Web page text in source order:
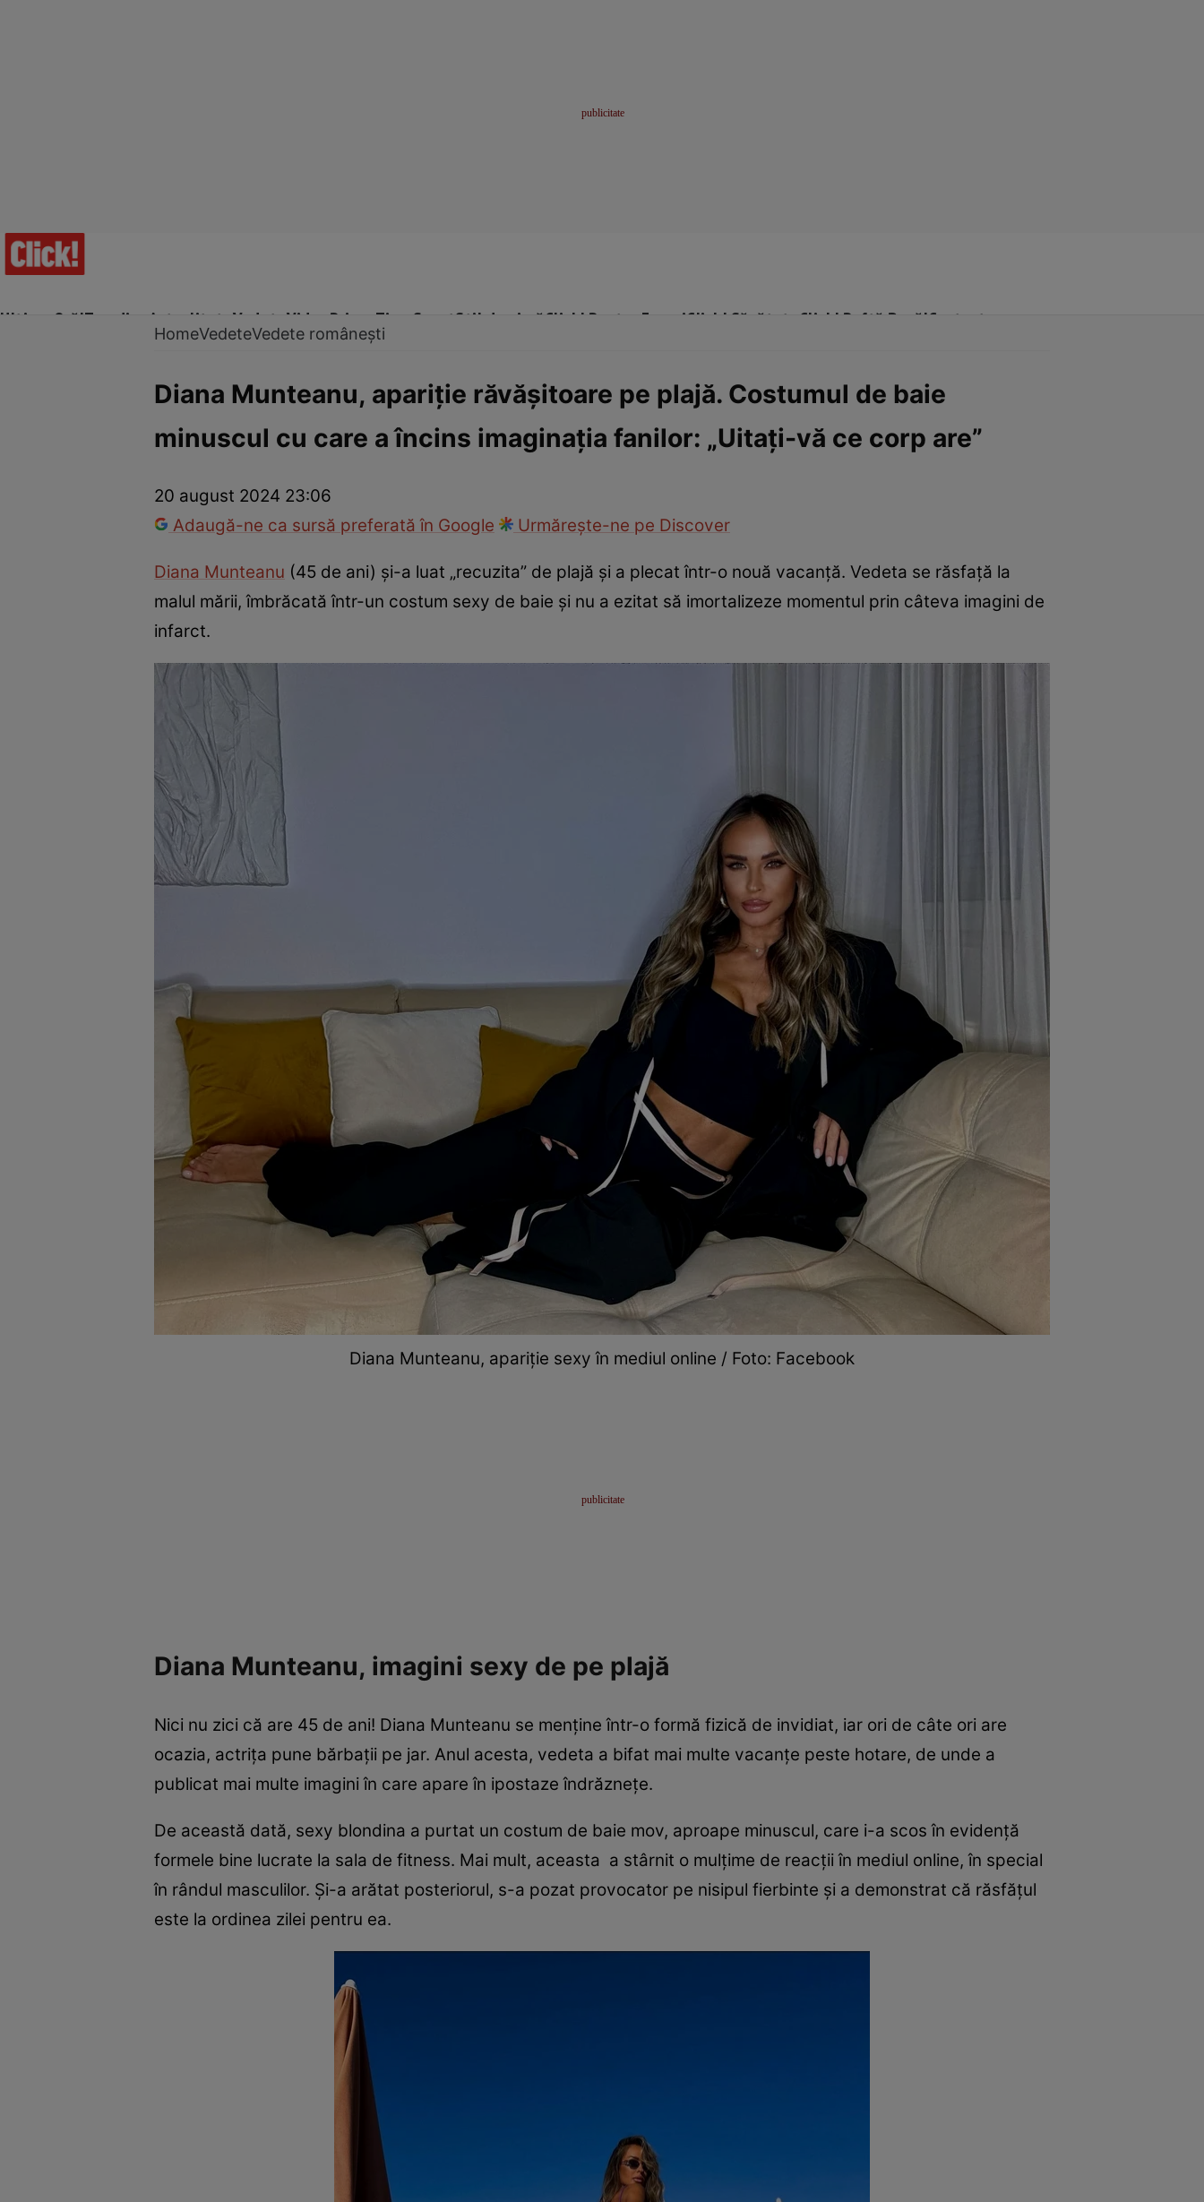
Ultima Oră!Trending Actualitate Vedete Video Prime Time SportStil de viațăClick! Pentru FemeiClick! Sănătate Click! Poftă Bună!Contact
Vedete internaționaleVedete româneștiInterviurile Click!Paparazzii Click!
HomeVedeteVedete românești
Diana Munteanu, apariție răvășitoare pe plajă. Costumul de baie
minuscul cu care a încins imaginația fanilor: „Uitați-vă ce corp are”
20 august 2024 23:06
Adaugă-ne ca sursă preferată în Google
Urmărește-ne pe Discover
Diana Munteanu (45 de ani) și-a luat „recuzita” de plajă și a plecat într-o nouă vacanță. Vedeta se răsfață la
malul mării, îmbrăcată într-un costum sexy de baie și nu a ezitat să imortalizeze momentul prin câteva imagini de
infarct.
Diana Munteanu, apariție sexy în mediul online / Foto: Facebook
Diana Munteanu, imagini sexy de pe plajă
Nici nu zici că are 45 de ani! Diana Munteanu se menține într-o formă fizică de invidiat, iar ori de câte ori are
ocazia, actrița pune bărbații pe jar. Anul acesta, vedeta a bifat mai multe vacanțe peste hotare, de unde a
publicat mai multe imagini în care apare în ipostaze îndrăznețe.
De această dată, sexy blondina a purtat un costum de baie mov, aproape minuscul, care i-a scos în evidență
formele bine lucrate la sala de fitness. Mai mult, aceasta a stârnit o mulțime de reacții în mediul online, în special
în rândul masculilor. Și-a arătat posteriorul, s-a pozat provocator pe nisipul fierbinte și a demonstrat că răsfățul
este la ordinea zilei pentru ea.